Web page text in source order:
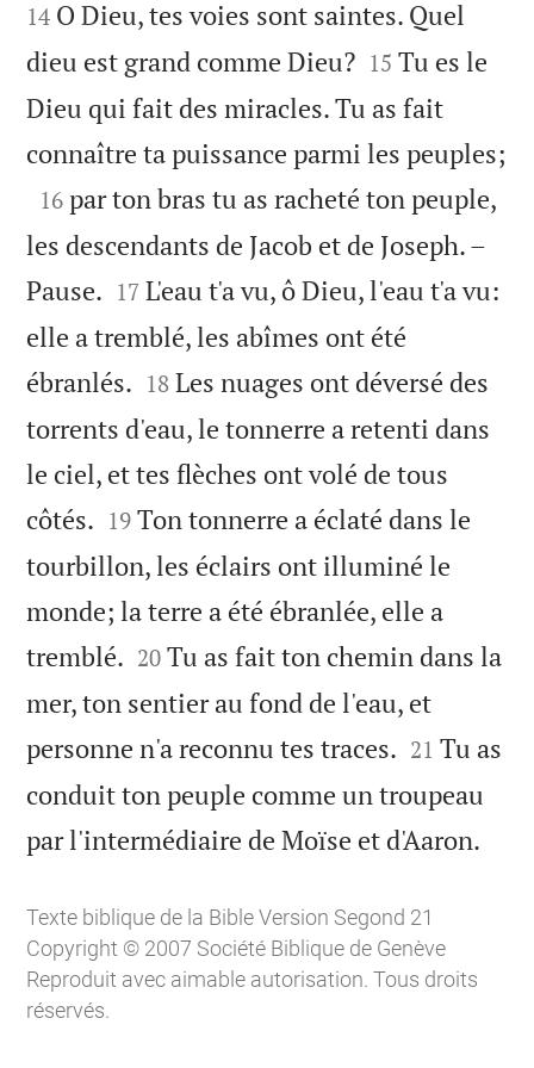
14 O Dieu, tes voies sont saintes. Quel
dieu est grand comme Dieu?
15 Tu es le
Dieu qui fait des miracles. Tu as fait
connaître ta puissance parmi les peuples;

16 par ton bras tu as racheté ton peuple,
les descendants de Jacob et de Joseph. –
Pause. 

17 L'eau t'a vu, ô Dieu, l'eau t'a vu:
elle a tremblé, les abîmes ont été
ébranlés. 

18 Les nuages ont déversé des
torrents d'eau, le tonnerre a retenti dans
le ciel, et tes flèches ont volé de tous
côtés. 

19 Ton tonnerre a éclaté dans le
tourbillon, les éclairs ont illuminé le
monde; la terre a été ébranlée, elle a
tremblé. 

20 Tu as fait ton chemin dans la
mer, ton sentier au fond de l'eau, et
personne n'a reconnu tes traces. 

21 Tu as
conduit ton peuple comme un troupeau
par l'intermédiaire de Moïse et d'Aaron.
Texte biblique de la Bible Version Segond 21
Copyright © 2007 Société Biblique de Genève
Reproduit avec aimable autorisation. Tous droits
réservés.